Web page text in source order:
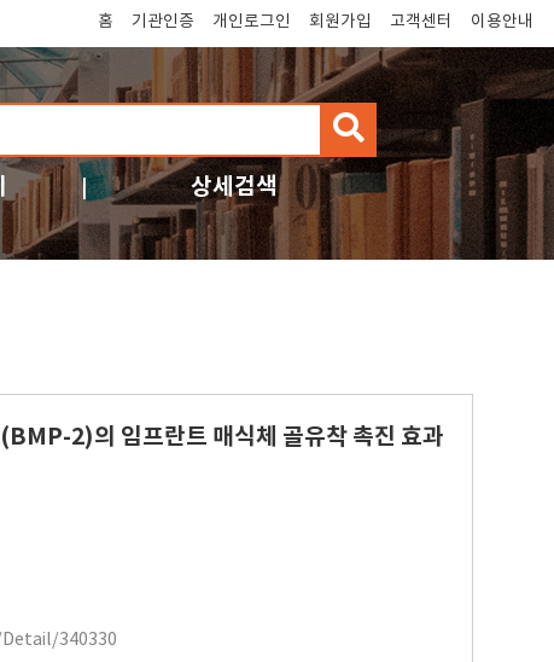
홈 기관인증 개인로그인 회원가입 고객센터 이용안내
검
색
상세검색
2)의 임프란트 매식체 골유착 촉진 효과
340330